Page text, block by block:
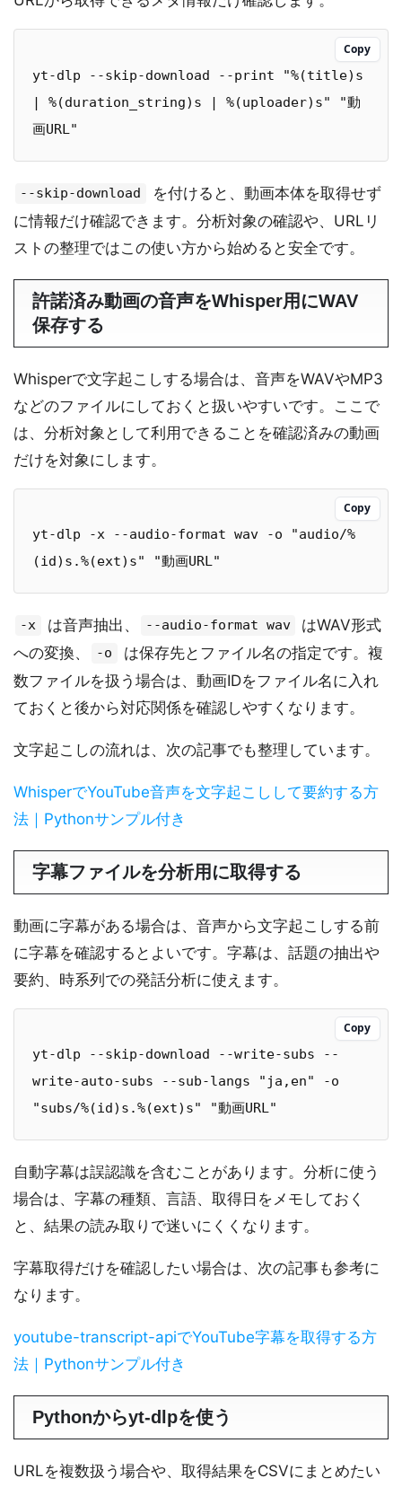
yt-dlp --skip-download --print "%(title)s
| %(duration_string)s | %(uploader)s" "動
画URL"
Copy
--skip-download
を付けると、動画本体を取得せず
に情報だけ確認できます。分析対象の確認や、URLリ
ストの整理ではこの使い方から始めると安全です。
許諾済み動画の音声をWhisper用にWAV
保存する
Whisperで文字起こしする場合は、音声をWAVやMP3
などのファイルにしておくと扱いやすいです。ここで
は、分析対象として利用できることを確認済みの動画
だけを対象にします。
yt-dlp -x --audio-format wav -o "audio/%
(id)s.%(ext)s" "動画URL"
Copy
-x は音声抽出、 --audio-format wav
はWAV形式
への変換、
-o
は保存先とファイル名の指定です。複
数ファイルを扱う場合は、動画IDをファイル名に入れ
ておくと後から対応関係を確認しやすくなります。
文字起こしの流れは、次の記事でも整理しています。
WhisperでYouTube音声を文字起こしして要約する方
法｜Pythonサンプル付き
字幕ファイルを分析用に取得する
動画に字幕がある場合は、音声から文字起こしする前
に字幕を確認するとよいです。字幕は、話題の抽出や
要約、時系列での発話分析に使えます。
yt-dlp --skip-download --write-subs --
write-auto-subs --sub-langs "ja,en" -o
"subs/%(id)s.%(ext)s" "動画URL"
Copy
自動字幕は誤認識を含むことがあります。分析に使う
場合は、字幕の種類、言語、取得日をメモしておく
と、結果の読み取りで迷いにくくなります。
字幕取得だけを確認したい場合は、次の記事も参考に
なります。
youtube-transcript-apiでYouTube字幕を取得する方
法｜Pythonサンプル付き
Pythonからyt-dlpを使う
URLを複数扱う場合や、取得結果をCSVにまとめたい